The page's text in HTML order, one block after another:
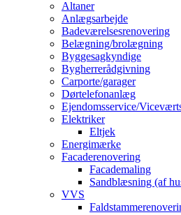
Altaner
Anlægsarbejde
Badeværelsesrenovering
Belægning/brolægning
Byggesagkyndige
Bygherrerådgivning
Carporte/garager
Dørtelefonanlæg
Ejendomsservice/
Elektriker
Eltjek
Energimærke
Facaderenovering
Facademaling
Sandblæsning (af
VVS